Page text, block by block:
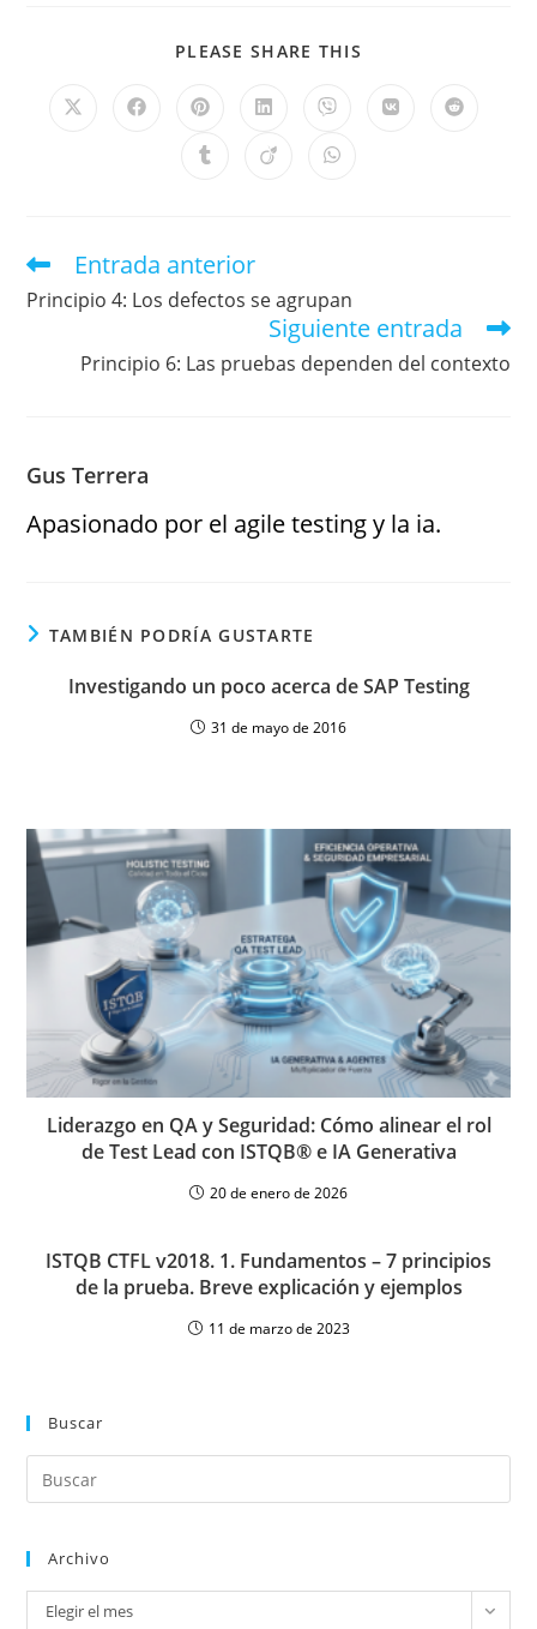
PLEASE SHARE THIS
Entrada anterior
Principio 4: Los defectos se agrupan
Siguiente entrada
Principio 6: Las pruebas dependen del contexto
Gus Terrera
Apasionado por el agile testing y la ia.
TAMBIÉN PODRÍA GUSTARTE
Investigando un poco acerca de SAP Testing
31 de mayo de 2016
Liderazgo en QA y Seguridad: Cómo alinear el rol
de Test Lead con ISTQB® e IA Generativa
20 de enero de 2026
ISTQB CTFL v2018. 1. Fundamentos – 7 principios
de la prueba. Breve explicación y ejemplos
11 de marzo de 2023
Buscar
Archivo
Elegir el mes